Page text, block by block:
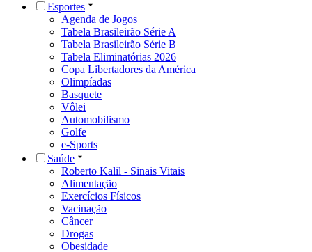
Esportes
Agenda de Jogos
Tabela Brasileirão Série A
Tabela Brasileirão Série B
Tabela Eliminatórias 2026
Copa Libertadores da América
Olimpíadas
Basquete
Vôlei
Automobilismo
Golfe
e-Sports
Saúde
Roberto Kalil - Sinais Vitais
Alimentação
Exercícios Físicos
Vacinação
Câncer
Drogas
Obesidade